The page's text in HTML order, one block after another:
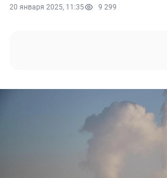
20 января 2025, 11:35 9 299